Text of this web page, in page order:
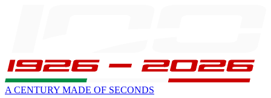
A CENTURY MADE OF SECONDS